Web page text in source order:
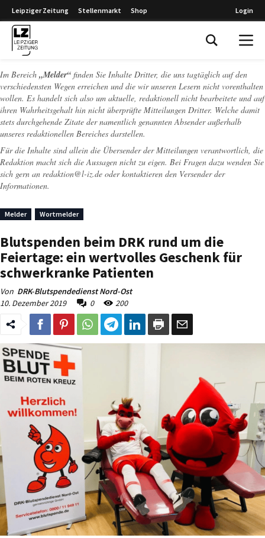
Leipziger Zeitung Stellenmarkt Shop Login
Im Bereich „Melder“ finden Sie Inhalte Dritter, die uns tagtäglich auf den
verschiedensten Wegen erreichen und die wir unseren Lesern nicht vorenthalten
wollen. Es handelt sich also um aktuelle, redaktionell nicht bearbeitete und auf
ihren Wahrheitsgehalt hin nicht überprüfte Mitteilungen Dritter. Welche damit
stets durchgehende Zitate der namentlich genannten Absender außerhalb
unseres redaktionellen Bereiches darstellen.
Für die Inhalte sind allein die Übersender der Mitteilungen verantwortlich, die
Redaktion macht sich die Aussagen nicht zu eigen. Bei Fragen dazu wenden Sie
sich gern an redaktion@l-iz.de oder kontaktieren den Versender der
Informationen.
Melder Wortmelder
Blutspenden beim DRK rund um die
Feiertage: ein wertvolles Geschenk für
schwerkranke Patienten
Von DRK-Blutspendedienst Nord-Ost
10. Dezember 2019
0 200